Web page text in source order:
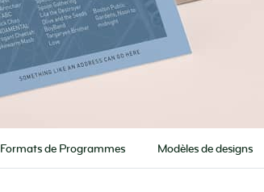
Formats de Programmes Modèles de designs